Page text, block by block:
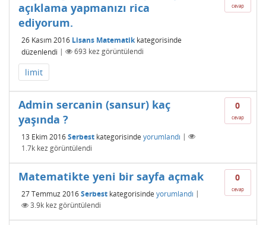
cevap
açıklama yapmanızı rica
ediyorum.
26 Kasım 2016 Lisans Matematik kategorisinde
düzenlendi | 693 kez görüntülendi
limit
0
cevap
Admin sercanin (sansur) kaç
yaşında ?
13 Ekim 2016Serbest kategorisinde yorumlandı |
1.7k kez görüntülendi
0
cevap
Matematikte yeni bir sayfa açmak
27 Temmuz 2016Serbest kategorisinde yorumlandı |
3.9k kez görüntülendi